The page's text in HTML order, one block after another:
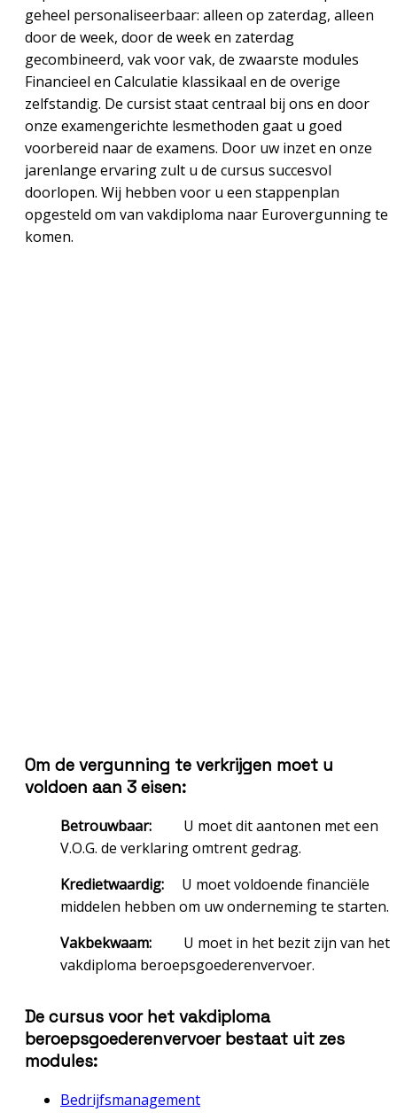
geheel personaliseerbaar: alleen op zaterdag, alleen
door de week, door de week en zaterdag
gecombineerd, vak voor vak, de zwaarste modules
Financieel en Calculatie klassikaal en de overige
zelfstandig. De cursist staat centraal bij ons en door
onze examengerichte lesmethoden gaat u goed
voorbereid naar de examens. Door uw inzet en onze
jarenlange ervaring zult u de cursus succesvol
doorlopen. Wij hebben voor u een stappenplan
opgesteld om van vakdiploma naar Eurovergunning te
komen.
Om de vergunning te verkrijgen moet u
voldoen aan 3 eisen:
Betrouwbaar: U moet dit aantonen met een
V.O.G. de verklaring omtrent gedrag.
Kredietwaardig: U moet voldoende financiële
middelen hebben om uw onderneming te starten.
Vakbekwaam: U moet in het bezit zijn van het
vakdiploma beroepsgoederenvervoer.
De cursus voor het vakdiploma
beroepsgoederenvervoer bestaat uit zes
modules:
Bedrijfsmanagement